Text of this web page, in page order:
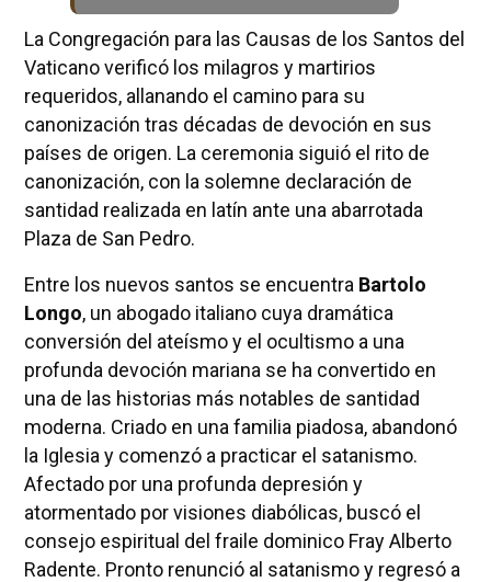
La Congregación para las Causas de los Santos del
Vaticano verificó los milagros y martirios
requeridos, allanando el camino para su
canonización tras décadas de devoción en sus
países de origen. La ceremonia siguió el rito de
canonización, con la solemne declaración de
santidad realizada en latín ante una abarrotada
Plaza de San Pedro.
Entre los nuevos santos se encuentra Bartolo
Longo, un abogado italiano cuya dramática
conversión del ateísmo y el ocultismo a una
profunda devoción mariana se ha convertido en
una de las historias más notables de santidad
moderna. Criado en una familia piadosa, abandonó
la Iglesia y comenzó a practicar el satanismo.
Afectado por una profunda depresión y
atormentado por visiones diabólicas, buscó el
consejo espiritual del fraile dominico Fray Alberto
Radente. Pronto renunció al satanismo y regresó a